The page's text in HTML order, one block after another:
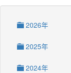
2026年
2025年
2024年